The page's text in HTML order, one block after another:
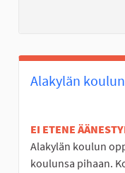
Alakylän
EI ETENE
Alakylän koulun
koulunsa pihaan.